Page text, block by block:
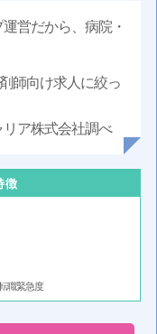
営だから、病院・
師向け求人に絞っ
ア株式会社調べ
徴
転職緊急度